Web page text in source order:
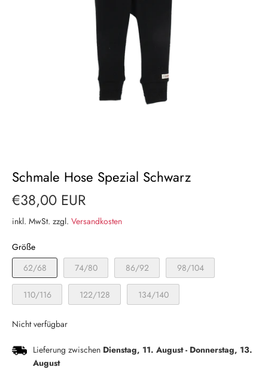
Schmale Hose Spezial Schwarz
€38,00 EUR
inkl. MwSt. zzgl. Versandkosten
Größe
62/68
74/80 86/92 98/104
110/116 122/128 134/140
Nicht verfügbar
Lieferung zwischen Dienstag, 11. August- Donnerstag, 13.
August